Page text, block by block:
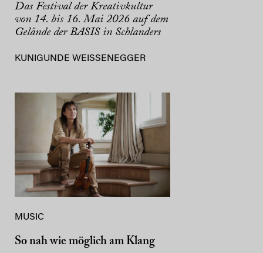
Das Festival der Kreativkultur
von 14. bis 16. Mai 2026 auf dem
Gelände der BASIS in Schlanders
KUNIGUNDE WEISSENEGGER
MUSIC
So nah wie möglich am Klang